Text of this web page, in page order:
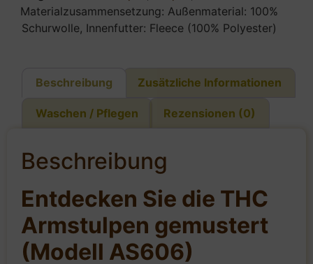
Materialzusammensetzung: Außenmaterial: 100%
Schurwolle, Innenfutter: Fleece (100% Polyester)
Beschreibung Zusätzliche Informationen
Waschen / Pflegen Rezensionen (0)
Beschreibung
Entdecken Sie die THC
Armstulpen gemustert
(Modell AS606)